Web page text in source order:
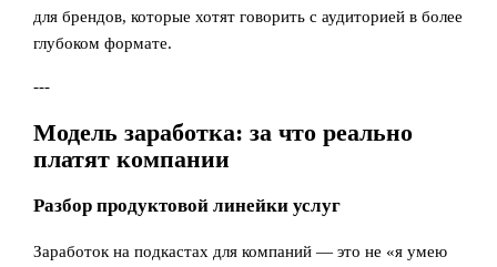
для брендов, которые хотят говорить с аудиторией в более
глубоком формате.
---
Модель заработка: за что реально
платят компании
Разбор продуктовой линейки услуг
Заработок на подкастах для компаний — это не «я умею